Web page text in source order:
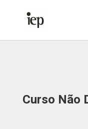
Curso Não